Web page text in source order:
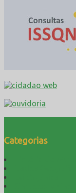
Categorias